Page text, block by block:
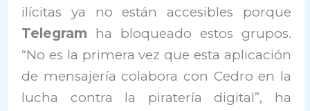
ilícitas ya no están accesibles porque
Telegram ha bloqueado estos grupos.
“No es la primera vez que esta aplicación
de mensajería colabora con Cedro en la
lucha contra la piratería digital”, ha